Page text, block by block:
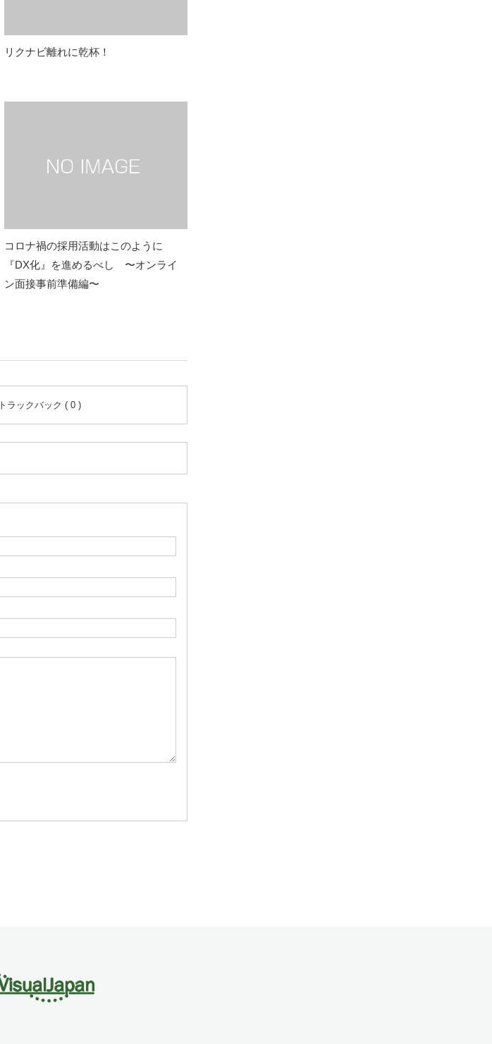
リクナビ離れに乾杯！
コロナ禍の採用活動はこのように
『DX化』を進めるべし 〜オンライ
ン面接事前準備編〜
トラックバック ( 0 )